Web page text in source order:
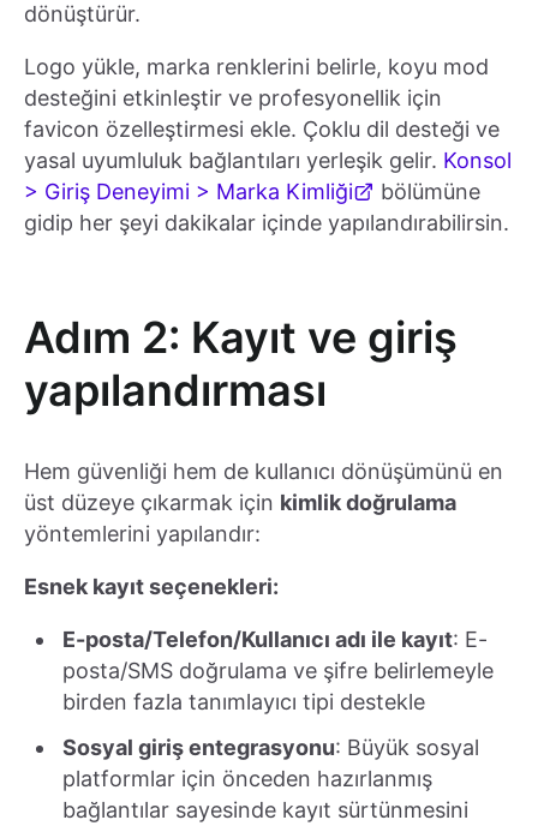
dönüştürür.
Logo yükle, marka renklerini belirle, koyu mod
desteğini etkinleştir ve profesyonellik için
favicon özelleştirmesi ekle. Çoklu dil desteği ve
yasal uyumluluk bağlantıları yerleşik gelir. Konsol
> Giriş Deneyimi > Marka Kimliği
bölümüne
gidip her şeyi dakikalar içinde yapılandırabilirsin.
Adım 2: Kayıt ve giriş
yapılandırması
Hem güvenliği hem de kullanıcı dönüşümünü en
üst düzeye çıkarmak için kimlik doğrulama
yöntemlerini yapılandır:
Esnek kayıt seçenekleri:
E-posta/Telefon/Kullanıcı adı ile kayıt: E-
posta/SMS doğrulama ve şifre belirlemeyle
birden fazla tanımlayıcı tipi destekle
Sosyal giriş entegrasyonu: Büyük sosyal
platformlar için önceden hazırlanmış
bağlantılar sayesinde kayıt sürtünmesini